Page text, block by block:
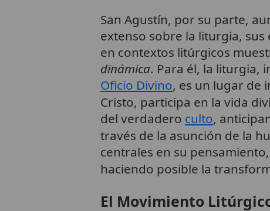
San Agustín, por su parte,
extenso sobre la liturgia,
en contextos litúrgicos
dinámica. Para él, la liturgia,
Oficio Divino, es un lugar de
Cristo, participa en la vida
del verdadero culto,
través de la asunción de la
centrales en su
haciendo posible la
El Movimiento